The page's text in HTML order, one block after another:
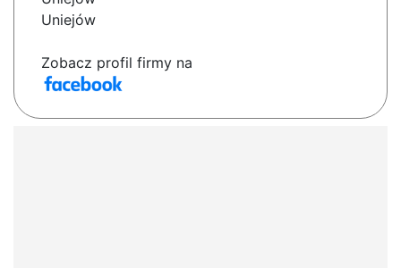
Uniejów
Zobacz profil firmy na